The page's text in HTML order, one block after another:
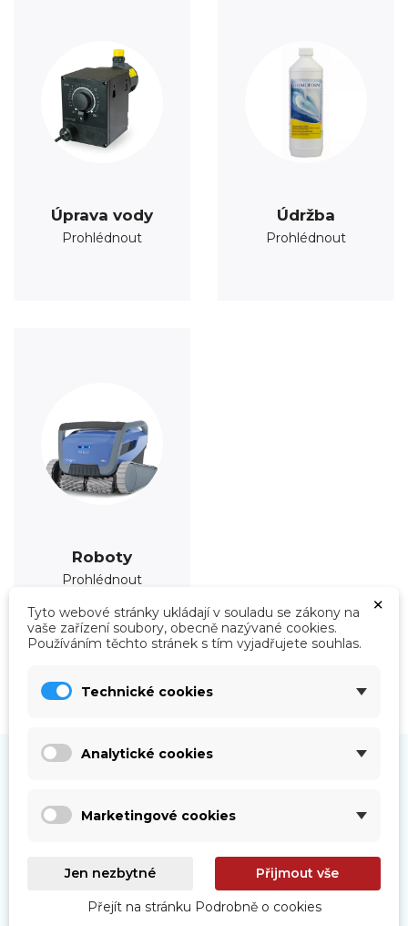
Úprava vody
Prohlédnout
Údržba
Prohlédnout
Roboty
Prohlédnout
Naše služby
Jelikož moc dobře víme, že
×
Tyto webové stránky ukládají v souladu se zákony na
vaše zařízení soubory, obecně nazývané cookies.
Používáním těchto stránek s tím vyjadřujete souhlas.
Technické cookies
Analytické cookies
Marketingové cookies
Jen nezbytné Přijmout vše
Přejít na stránku Podrobně o cookies